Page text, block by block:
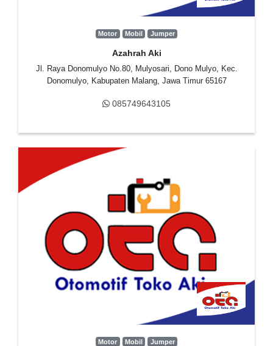
Motor Mobil Jumper
Azahrah Aki
Jl. Raya Donomulyo No.80, Mulyosari, Dono Mulyo, Kec.
Donomulyo, Kabupaten Malang, Jawa Timur 65167
085749643105
Motor Mobil Jumper